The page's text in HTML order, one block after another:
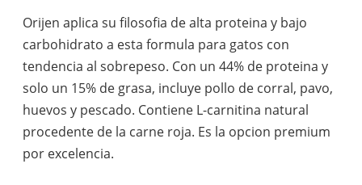
Orijen aplica su filosofia de alta proteina y bajo
carbohidrato a esta formula para gatos con
tendencia al sobrepeso. Con un 44% de proteina y
solo un 15% de grasa, incluye pollo de corral, pavo,
huevos y pescado. Contiene L-carnitina natural
procedente de la carne roja. Es la opcion premium
por excelencia.